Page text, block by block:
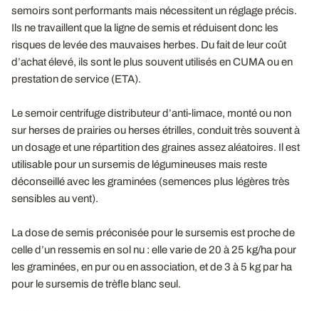
semoirs sont performants mais nécessitent un réglage précis.
Ils ne travaillent que la ligne de semis et réduisent donc les
risques de levée des mauvaises herbes. Du fait de leur coût
d’achat élevé, ils sont le plus souvent utilisés en CUMA ou en
prestation de service (ETA).
Le semoir centrifuge distributeur d’anti-limace, monté ou non
sur herses de prairies ou herses étrilles, conduit très souvent à
un dosage et une répartition des graines assez aléatoires. Il est
utilisable pour un sursemis de légumineuses mais reste
déconseillé avec les graminées (semences plus légères très
sensibles au vent).
La dose de semis préconisée pour le sursemis est proche de
celle d’un ressemis en sol nu : elle varie de 20 à 25 kg/ha pour
les graminées, en pur ou en association, et de 3 à 5 kg par ha
pour le sursemis de trèfle blanc seul.